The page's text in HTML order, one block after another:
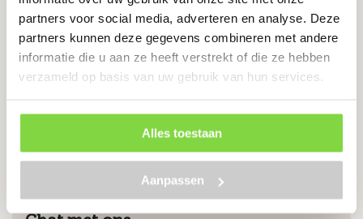
partners voor social media, adverteren en analyse. Deze
partners kunnen deze gegevens combineren met andere
informatie die u aan ze heeft verstrekt of die ze hebben
verzameld op basis van uw gebruik van hun services.
Alles toestaan
Aanpassen
€14.75
Bekijk product